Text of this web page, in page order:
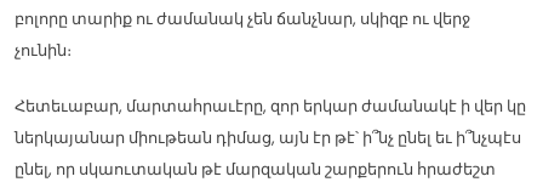
բոլորը տարիք ու ժամանակ չեն ճանչնար, սկիզբ ու վերջ
չունին։
Հետեւաբար, մարտահրաւէրը, զոր երկար ժամանակէ ի վեր կը
ներկայանար միութեան դիմաց, այն էր թէ՝ ի՞նչ ընել եւ ի՞նչպէս
ընել, որ սկաուտական թէ մարզական շարքերուն հրաժեշտ